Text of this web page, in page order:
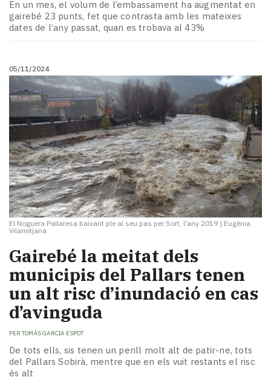
En un mes, el volum de l’embassament ha augmentat en
gairebé 23 punts, fet que contrasta amb les mateixes
dates de l’any passat, quan es trobava al 43%
05/11/2024
El Noguera Pallaresa baixant ple al seu pas per Sort, l'any 2019 | Eugènia
Vilamitjana
Gairebé la meitat dels
municipis del Pallars tenen
un alt risc d’inundació en cas
d’avinguda
PER TOMÀS GARCIA ESPOT
De tots ells, sis tenen un perill molt alt de patir-ne, tots
del Pallars Sobirà, mentre que en els vuit restants el risc
és alt